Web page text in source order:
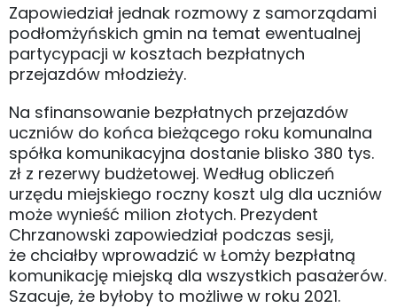
Zapowiedział jednak rozmowy z samorządami
podłomżyńskich gmin na temat ewentualnej
partycypacji w kosztach bezpłatnych
przejazdów młodzieży.
Na sfinansowanie bezpłatnych przejazdów
uczniów do końca bieżącego roku komunalna
spółka komunikacyjna dostanie blisko 380 tys.
zł z rezerwy budżetowej. Według obliczeń
urzędu miejskiego roczny koszt ulg dla uczniów
może wynieść milion złotych. Prezydent
Chrzanowski zapowiedział podczas sesji,
że chciałby wprowadzić w Łomży bezpłatną
komunikację miejską dla wszystkich pasażerów.
Szacuje, że byłoby to możliwe w roku 2021.